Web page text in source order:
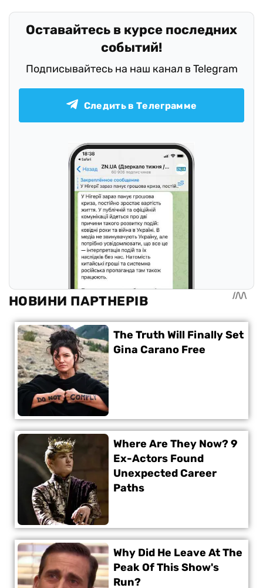
Оставайтесь в курсе последних
событий!
Подписывайтесь на наш канал в Telegram
Следить в Телеграмме